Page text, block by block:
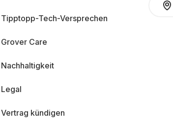
Tipptopp-Tech-Versprechen
Grover Care
Nachhaltigkeit
Legal
Vertrag kündigen